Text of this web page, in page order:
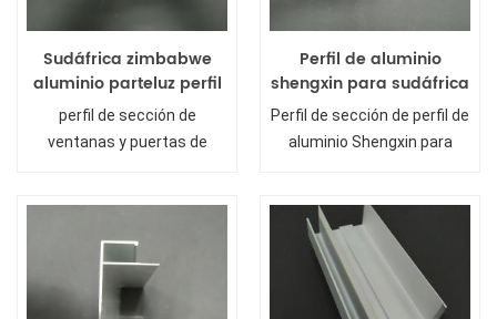
Sudáfrica zimbabwe
aluminio parteluz perfil
y sección de puertas y
ventanas de aluminio
perfil de sección de
ventanas y puertas de
Perfil de aluminio
shengxin para sudáfrica
Perfil de sección de perfil de
aluminio Shengxin para